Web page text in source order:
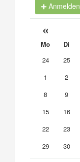
Anmelden
«
Mo Di
24
25
1
2
8
9
15
16
22
23
29
30